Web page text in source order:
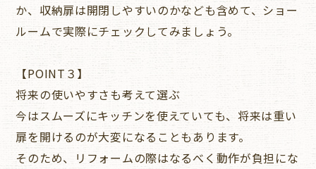
か、収納扉は開閉しやすいのかなども含めて、ショー
ルームで実際にチェックしてみましょう。
【POINT３】
将来の使いやすさも考えて選ぶ
今はスムーズにキッチンを使えていても、将来は重い
扉を開けるのが大変になることもあります。
そのため、リフォームの際はなるべく動作が負担にな